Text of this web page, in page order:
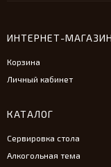
ИНТЕРНЕТ-МАГАЗИН
Корзина
Личный кабинет
КАТАЛОГ
Сервировка стола
Алкогольная тема